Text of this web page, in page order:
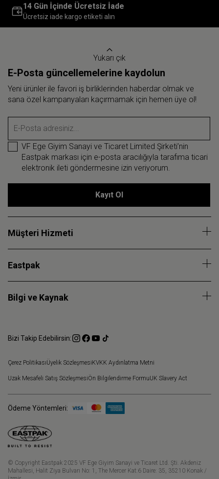
14 Gün İçinde Ücretsiz İade
Ücretsiz iade kargo etiketi alın
Yukarı çık
E-Posta güncellemelerine kaydolun
Yeni ürünler ile favori iş birliklerinden haberdar olmak ve
sana özel kampanyaları kaçırmamak için hemen üye ol!
E-Posta adresiniz...
VF Ege Giyim Sanayi ve Ticaret Limited Şirketi’nin
Eastpak markası için e-posta aracılığıyla tarafıma ticari
elektronik ileti göndermesine izin veriyorum.
Kayıt Ol
Müşteri Hizmeti
Eastpak
Bilgi ve Kaynak
Bizi Takip Edebilirsin:
Çerez PolitikasıÜyelik SözleşmesiKVKK Aydınlatma Metni
Uzak Mesafeli Satış SözleşmesiÖn Bilgilendirme FormuUK Slavery Act
Ödeme Yöntemleri:
© Copyright Eastpak 2025 VF Ege Giyim Sanayi ve Ticaret Ltd. Şti. Akdeniz
Mahallesi, Halit Ziya Bulvarı No: 1, The Mercer Kat:6 Daire: 35, 35210 Konak /